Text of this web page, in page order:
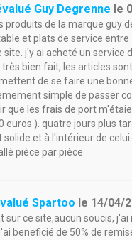
Guy Degrenne le
produits de la marque guy
et plats de service
j'y ai acheté un
bien fait, les articles
de se faire une
simple de passer
que les frais de port
euros ). quatre jours plus
et à l'intérieur de
pièce par pièce.
Spartoo le 14/04/
sur ce site,aucun soucis,
beneficié de 50% de